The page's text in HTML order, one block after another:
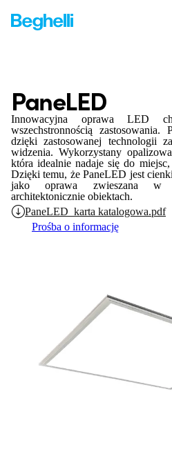
PaneLED
Innowacyjna oprawa LED
wszechstronnością
dzięki zastosowanej technologii
widzenia. Wykorzystany
która idealnie nadaje się do
Dzięki temu, że PaneLED jest
jako oprawa zwieszana w
architektonicznie obiektach.
PaneLED_karta katalogowa.pdf
Prośba o informację